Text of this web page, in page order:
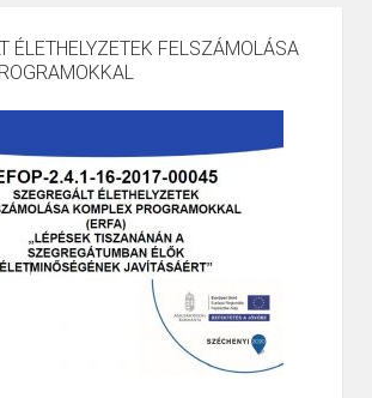
ÉLETHELYZETEK FELSZÁMOLÁSA